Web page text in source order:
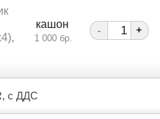
кашон
1 000 бр.
- +
с ДДС